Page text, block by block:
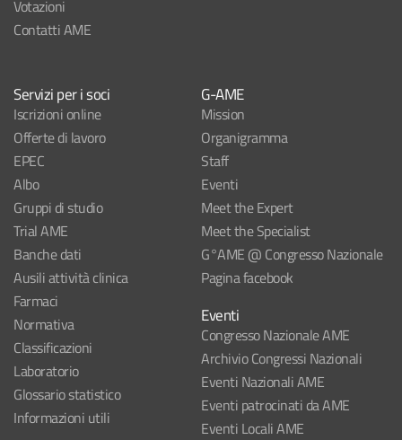
Votazioni
Contatti AME
Servizi per i soci
Iscrizioni online
Offerte di lavoro
EPEC
Albo
Gruppi di studio
Trial AME
Banche dati
Ausili attività clinica
Farmaci
Normativa
Classificazioni
Laboratorio
Glossario statistico
Informazioni utili
G-AME
Mission
Organigramma
Staff
Eventi
Meet the Expert
Meet the Specialist
G°AME @ Congresso Nazionale
Pagina facebook
Eventi
Congresso Nazionale AME
Archivio Congressi Nazionali
Eventi Nazionali AME
Eventi patrocinati da AME
Eventi Locali AME